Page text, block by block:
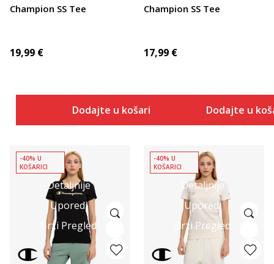
Champion SS Tee
19,99 €
Dodajte u košaricu
Champion SS Tee
17,99 €
Dodajte u
Detaljnije
Uporedi
Brzi Pregled
-40% U
KOŠARICI
Detaljnije
Uporedi
Brzi Pregled
-40% U
KOŠARICI